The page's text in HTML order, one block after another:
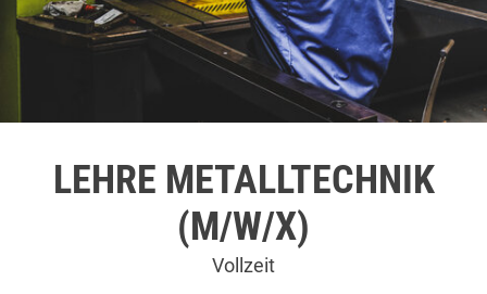
LEHRE METALLTECHNIK
(M/W/X)
Vollzeit